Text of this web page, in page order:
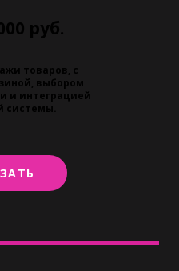
руб.
товаров, с
выбором
и интеграцией
системы.